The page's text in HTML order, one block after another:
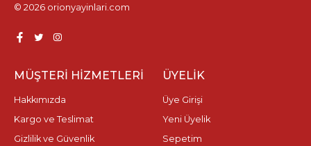
© 2026 orionyayinlari.com
MÜŞTERI HIZMETLERI
Hakkımızda
Kargo ve Teslimat
Gizlilik ve Güvenlik
ÜYELIK
Üye Girişi
Yeni Üyelik
Sepetim